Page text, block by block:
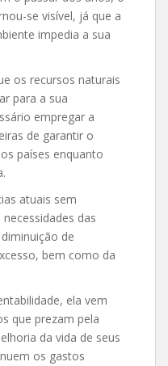
se visível, já que a
impedia a sua
os recursos naturais
para a sua
empregar a
de garantir o
países enquanto
atuais sem
das
de
bem como da
ela vem
que prezam pela
da vida de seus
os gastos